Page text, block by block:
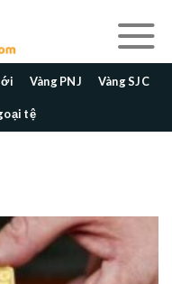
Vàng PNJ Vàng SJC
tệ